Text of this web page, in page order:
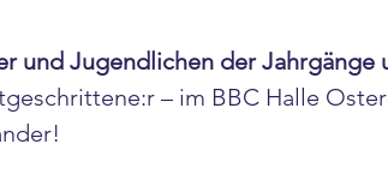
und Jugendlichen der Jahrgänge
– im BBC Halle